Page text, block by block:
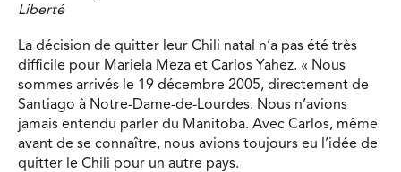
Liberté
La décision de quitter leur Chili natal n’a pas été très
difficile pour Mariela Meza et Carlos Yahez. « Nous
sommes arrivés le 19 décembre 2005, directement de
Santiago à Notre-Dame-de-Lourdes. Nous n’avions
jamais entendu parler du Manitoba. Avec Carlos, même
avant de se connaître, nous avions toujours eu l’idée de
quitter le Chili pour un autre pays.